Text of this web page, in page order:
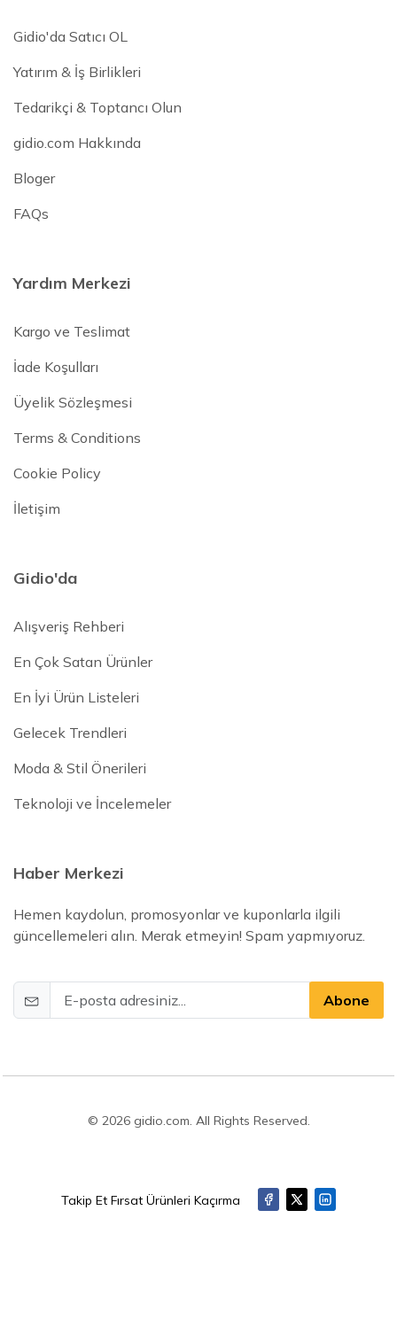
Gidio'da Satıcı OL
Yatırım & İş Birlikleri
Tedarikçi & Toptancı Olun
gidio.com Hakkında
Bloger
FAQs
Yardım Merkezi
Kargo ve Teslimat
İade Koşulları
Üyelik Sözleşmesi
Terms & Conditions
Cookie Policy
İletişim
Gidio'da
Alışveriş Rehberi
En Çok Satan Ürünler
En İyi Ürün Listeleri
Gelecek Trendleri
Moda & Stil Önerileri
Teknoloji ve İncelemeler
Haber Merkezi
Hemen kaydolun, promosyonlar ve kuponlarla ilgili
güncellemeleri alın. Merak etmeyin! Spam yapmıyoruz.
Abone
© 2026 gidio.com. All Rights Reserved.
Takip Et Fırsat Ürünleri Kaçırma